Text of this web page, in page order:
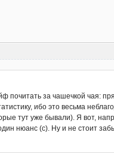
почитать за чашечкой чая:
ибо это весьма
тут уже бывали). Я вот,
нюанс (с). Ну и не стоит